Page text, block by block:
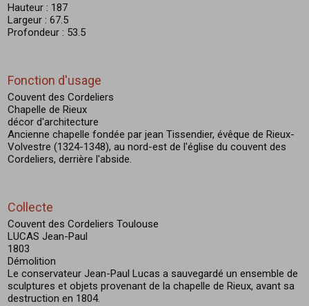
Hauteur : 187
Largeur : 67.5
Profondeur : 53.5
Fonction d'usage
Couvent des Cordeliers
Chapelle de Rieux
décor d'architecture
Ancienne chapelle fondée par jean Tissendier, évêque de Rieux-
Volvestre (1324-1348), au nord-est de l'église du couvent des
Cordeliers, derrière l'abside.
Collecte
Couvent des Cordeliers Toulouse
LUCAS Jean-Paul
1803
Démolition
Le conservateur Jean-Paul Lucas a sauvegardé un ensemble de
sculptures et objets provenant de la chapelle de Rieux, avant sa
destruction en 1804.